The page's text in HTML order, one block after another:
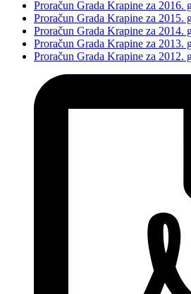
Proračun Grada Krapine za 2016.
Proračun Grada Krapine za 2015.
Proračun Grada Krapine za 2014.
Proračun Grada Krapine za 2013.
Proračun Grada Krapine za 2012.